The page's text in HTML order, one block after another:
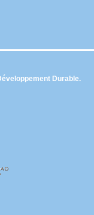
Durable.